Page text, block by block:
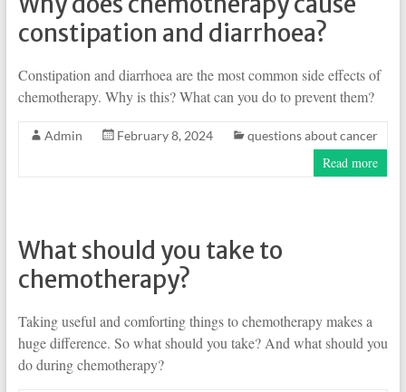
constipation and diarrhoea?
Constipation and diarrhoea are the most common side effects of
chemotherapy. Why is this? What can you do to prevent them?
Admin February 8, 2024 questions about cancer
Read more
What should you take to
chemotherapy?
Taking useful and comforting things to chemotherapy makes a
huge difference. So what should you take? And what should you
do during chemotherapy?